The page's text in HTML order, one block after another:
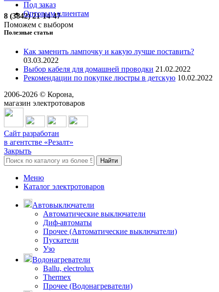
8 (3842) 21-14-47
Поможем с выбором
Под заказ
Оптовым клиентам
Полезные статьи
Как заменить лампочку и какую лучше поставить?
03.03.2022
Выбор кабеля для домашней проводки 21.02.2022
Рекомендации по покупке люстры в детскую 10.02.2022
2006-2026 © Корона,
магазин электротоваров
Сайт разработан
в агентстве «Резалт»
Закрыть
Найти
Меню
Каталог электротоваров
Автовыключатели
Автоматические выключатели
Диф-автоматы
Прочее (Автоматические выключатели)
Пускатели
Узо
Водонагреватели
Ballu, electrolux
Thermex
Прочее (Водонагреватели)